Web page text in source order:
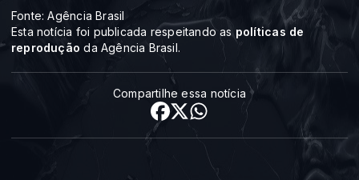
Fonte: Agência Brasil
Esta notícia foi publicada respeitando aspolíticas de
reprodução da Agência Brasil.
Compartilhe essa notícia